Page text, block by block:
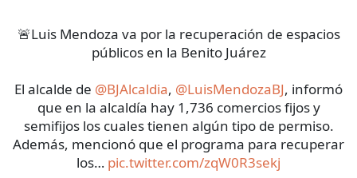
🚨Luis Mendoza va por la recuperación de espacios
públicos en la Benito Juárez
El alcalde de @BJAlcaldia, @LuisMendozaBJ, informó
que en la alcaldía hay 1,736 comercios fijos y
semifijos los cuales tienen algún tipo de permiso.
Además, mencionó que el programa para recuperar
los… pic.twitter.com/zqW0R3sekj